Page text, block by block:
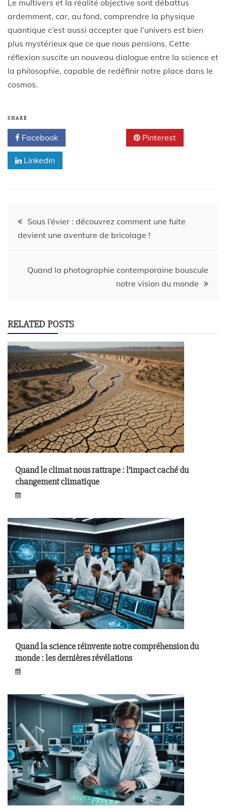
Le multivers et la réalité objective sont débattus
ardemment, car, au fond, comprendre la physique
quantique c’est aussi accepter que l’univers est bien
plus mystérieux que ce que nous pensions. Cette
réflexion suscite un nouveau dialogue entre la science et
la philosophie, capable de redéfinir notre place dans le
cosmos.
SHARE
Facebook Pinterest
Linkedin
Sous l’évier : découvrez comment une fuite
devient une aventure de bricolage !
Quand la photographie contemporaine bouscule
notre vision du monde
RELATED POSTS
Quand le climat nous rattrape : l’impact caché du
changement climatique
Quand la science réinvente notre compréhension du
monde : les dernières révélations